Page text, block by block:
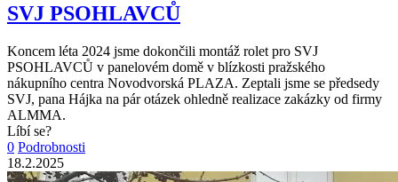
SVJ PSOHLAVCŮ
Koncem léta 2024 jsme dokončili montáž rolet pro SVJ
PSOHLAVCŮ v panelovém domě v blízkosti pražského
nákupního centra Novodvorská PLAZA. Zeptali jsme se předsedy
SVJ, pana Hájka na pár otázek ohledně realizace zakázky od firmy
ALMMA.
Líbí se?
0 Podrobnosti
18.2.2025